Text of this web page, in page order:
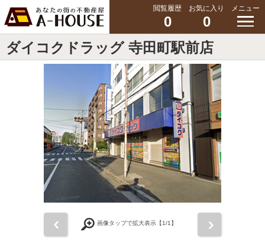
閲覧履歴
0
お気に入り
0
メニュー
ダイコクドラッグ 寺田町駅前店
画像タップで拡大表示【1/1】